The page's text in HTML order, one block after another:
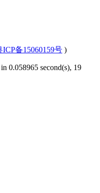
ICP备15060159号 )
in 0.058965 second(s), 19